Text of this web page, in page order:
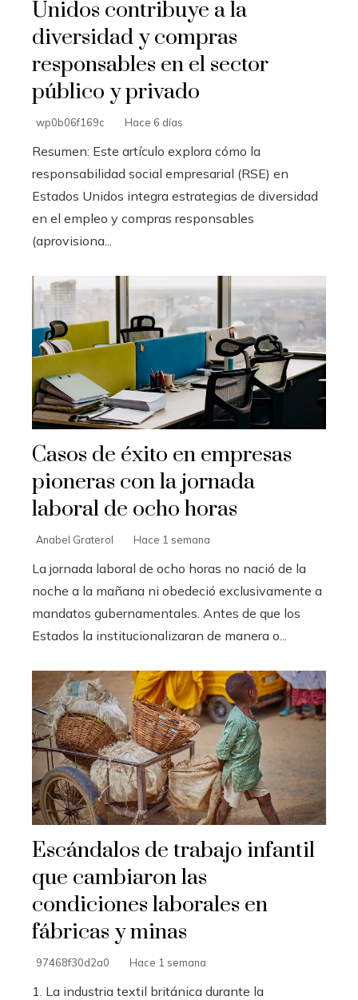
Unidos contribuye a la
diversidad y compras
responsables en el sector
público y privado
wp0b06f169c Hace 6 días
Resumen: Este artículo explora cómo la
responsabilidad social empresarial (RSE) en
Estados Unidos integra estrategias de diversidad
en el empleo y compras responsables
(aprovisiona...
Casos de éxito en empresas
pioneras con la jornada
laboral de ocho horas
Anabel Graterol Hace 1 semana
La jornada laboral de ocho horas no nació de la
noche a la mañana ni obedeció exclusivamente a
mandatos gubernamentales. Antes de que los
Estados la institucionalizaran de manera o...
Escándalos de trabajo infantil
que cambiaron las
condiciones laborales en
fábricas y minas
97468f30d2a0 Hace 1 semana
1. La industria textil británica durante la